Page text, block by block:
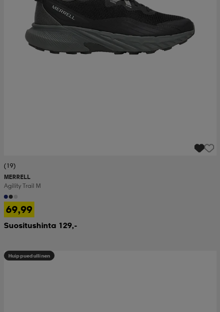
(19)
MERRELL
Agility Trail M
69,99
Suositushinta 129,-
Huippuedullinen